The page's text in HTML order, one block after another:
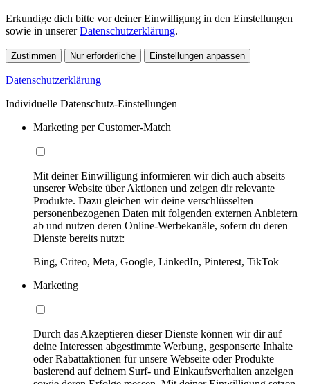
Erkundige dich bitte vor deiner Einwilligung in den Einstellungen
sowie in unsererDatenschutzerklärung.
Zustimmen Nur erforderliche Einstellungen anpassen
Datenschutzerklärung
Individuelle Datenschutz-Einstellungen
Marketing per Customer-Match
Mit deiner Einwilligung informieren wir dich auch abseits
unserer Website über Aktionen und zeigen dir relevante
Produkte. Dazu gleichen wir deine verschlüsselten
personenbezogenen Daten mit folgenden externen Anbietern
ab und nutzen deren Online-Werbekanäle, sofern du deren
Dienste bereits nutzt:
Bing, Criteo, Meta, Google, LinkedIn, Pinterest, TikTok
Marketing
Durch das Akzeptieren dieser Dienste können wir dir auf
deine Interessen abgestimmte Werbung, gesponserte Inhalte
oder Rabattaktionen für unsere Webseite oder Produkte
basierend auf deinem Surf- und Einkaufsverhalten anzeigen